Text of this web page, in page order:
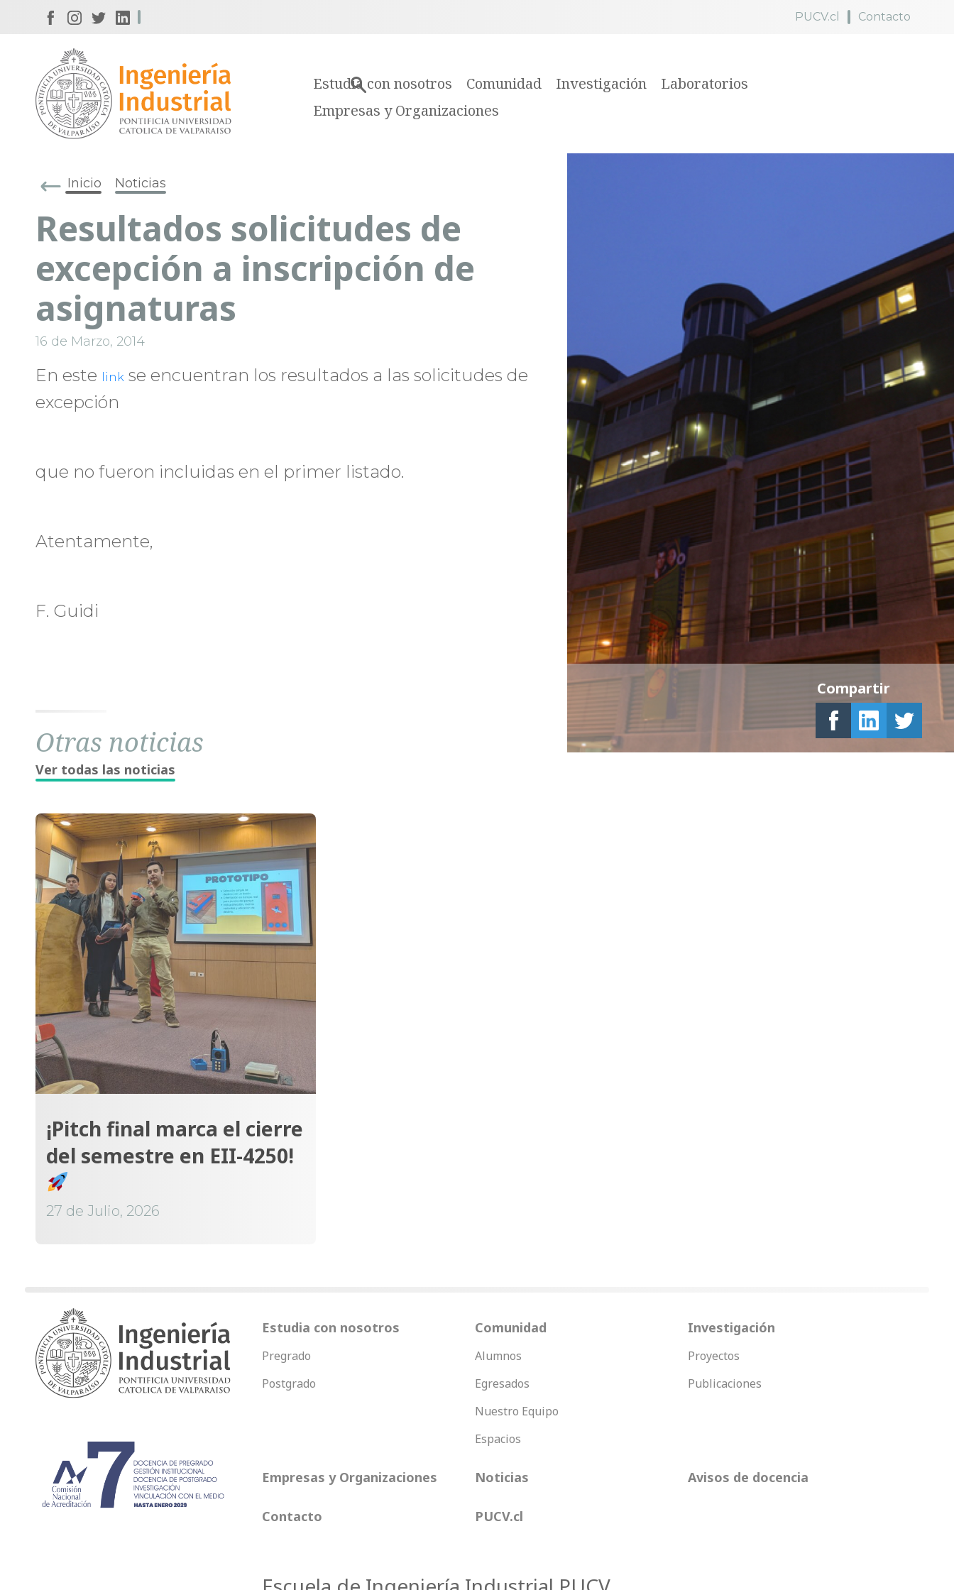
PUCV.cl Contacto
Estudia con nosotros Comunidad Investigación
Laboratorios
Empresas y Organizaciones
Inicio Noticias
Resultados solicitudes de
excepción a inscripción de
asignaturas
16 de Marzo, 2014
En este link se encuentran los resultados a las solicitudes de
excepción
que no fueron incluidas en el primer listado.
Atentamente,
F. Guidi
Compartir
Otras noticias
Ver todas las noticias
¡Pitch final marca el cierre
del semestre en EII-4250!
27 de Julio, 2026
Estudia con nosotros
Pregrado
Postgrado
Comunidad
Alumnos
Egresados
Nuestro Equipo
Espacios
Investigación
Proyectos
Publicaciones
Empresas y Organizaciones Noticias Avisos de docencia
Contacto PUCV.cl